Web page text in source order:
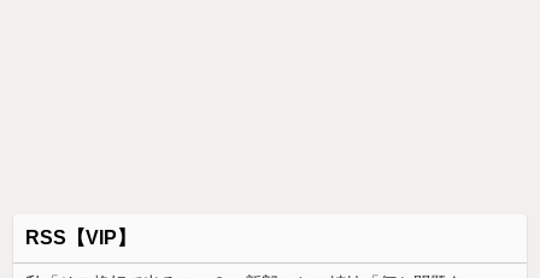
RSS【VIP】